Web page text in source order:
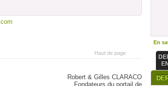
Haut de page
Robert & Gilles CLARACO
Fondateurs du portail de
En